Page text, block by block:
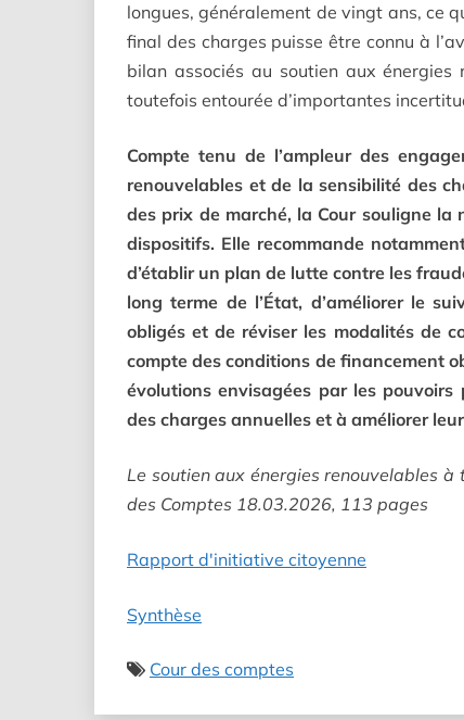
longues, généralement de vingt ans, ce
final des charges puisse être connu à
bilan associés au soutien aux
toutefois entourée d’importantes
Compte tenu de l’ampleur des
renouvelables et de la sensibilité des
des prix de marché, la Cour souligne la
dispositifs. Elle recommande
d’établir un plan de lutte contre les
long terme de l’État, d’améliorer le
obligés et de réviser les modalités de
compte des conditions de financement
évolutions envisagées par les
des charges annuelles et à améliorer
Le soutien aux énergies renouvelables à
des Comptes 18.03.2026, 113 pages
Rapport d'initiative citoyenne
Synthèse
Cour des comptes